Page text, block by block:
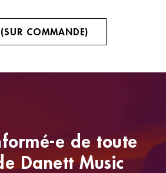
COMMANDE)
e de toute
Danett Music